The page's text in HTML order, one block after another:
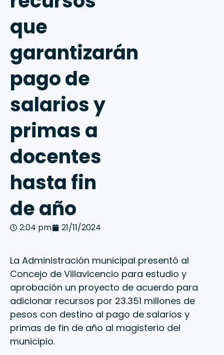
que
garantizarán
pago de
salarios y
primas a
docentes
hasta fin
de año
2:04 pm 21/11/2024
La Administración municipal presentó al
Concejo de Villavicencio para estudio y
aprobación un proyecto de acuerdo para
adicionar recursos por 23.351 millones de
pesos con destino al pago de salarios y
primas de fin de año al magisterio del
municipio.